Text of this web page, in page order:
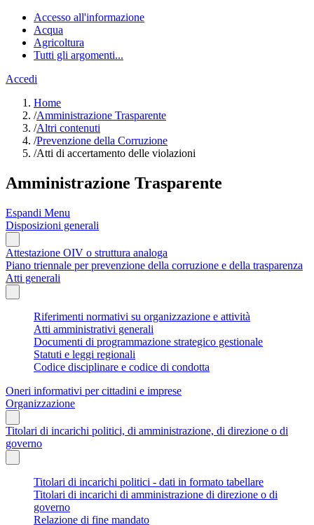
Accesso all'informazione
Acqua
Agricoltura
Tutti gli argomenti...
Accedi
Home
/Amministrazione Trasparente
/Altri contenuti
/Prevenzione della Corruzione
/Atti di accertamento delle violazioni
Amministrazione Trasparente
Espandi Menu
Disposizioni generali
Attestazione OIV o struttura analoga
Piano triennale per prevenzione della corruzione e della trasparenza
Atti generali
Riferimenti normativi su organizzazione e attività
Atti amministrativi generali
Documenti di programmazione strategico gestionale
Statuti e leggi regionali
Codice disciplinare e codice di condotta
Oneri informativi per cittadini e imprese
Organizzazione
Titolari di incarichi politici, di amministrazione, di direzione o di
governo
Titolari di incarichi politici - dati in formato tabellare
Titolari di incarichi di amministrazione di direzione o di
governo
Relazione di fine mandato